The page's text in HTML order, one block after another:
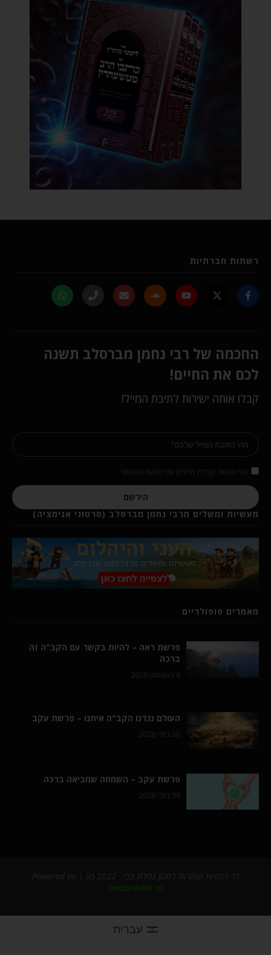
רשתות חברתיות
החכמה של רבי נחמן מברסלב תשנה
לכם את החיים!
קבלו אותה ישירות לתיבת המייל!
הירשם
מעשיות ומשלים מרבי נחמן מברסלב (סרטוני אנימציה)
מאמרים פופולריים
פרשת ראה – להיות בקשר עם הקב"ה זה
ברכה
6 באוגוסט 2026
העולם נגדנו הקב"ה איתנו – פרשת עקב
30 ביולי 2026
פרשת עקב – השמחה שמביאה ברכה
30 ביולי 2026
nextbracket.io
עברית